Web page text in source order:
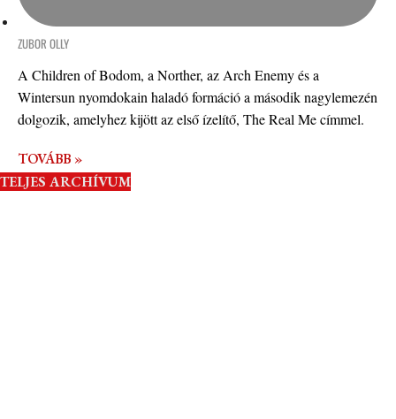
ZUBOR OLLY
A Children of Bodom, a Norther, az Arch Enemy és a
Wintersun nyomdokain haladó formáció a második nagylemezén
dolgozik, amelyhez kijött az első ízelítő, The Real Me címmel.
TOVÁBB »
TELJES ARCHÍVUM